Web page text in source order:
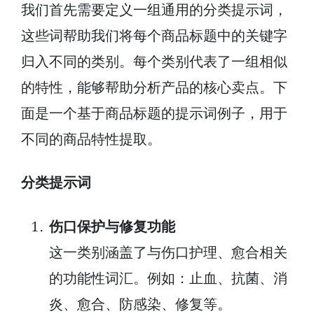
我们首先需要定义一组通用的分类提示词，
这些词帮助我们将每个商品标题中的关键字
归入不同的类别。每个类别代表了一组相似
的特性，能够帮助分析产品的核心卖点。下
面是一个基于商品标题的提示词例子，用于
不同的商品特性提取。
分类提示词
伤口保护与修复功能
这一类别涵盖了与伤口护理、愈合相关
的功能性词汇。例如：止血、抗菌、消
炎、愈合、防感染、修复等。